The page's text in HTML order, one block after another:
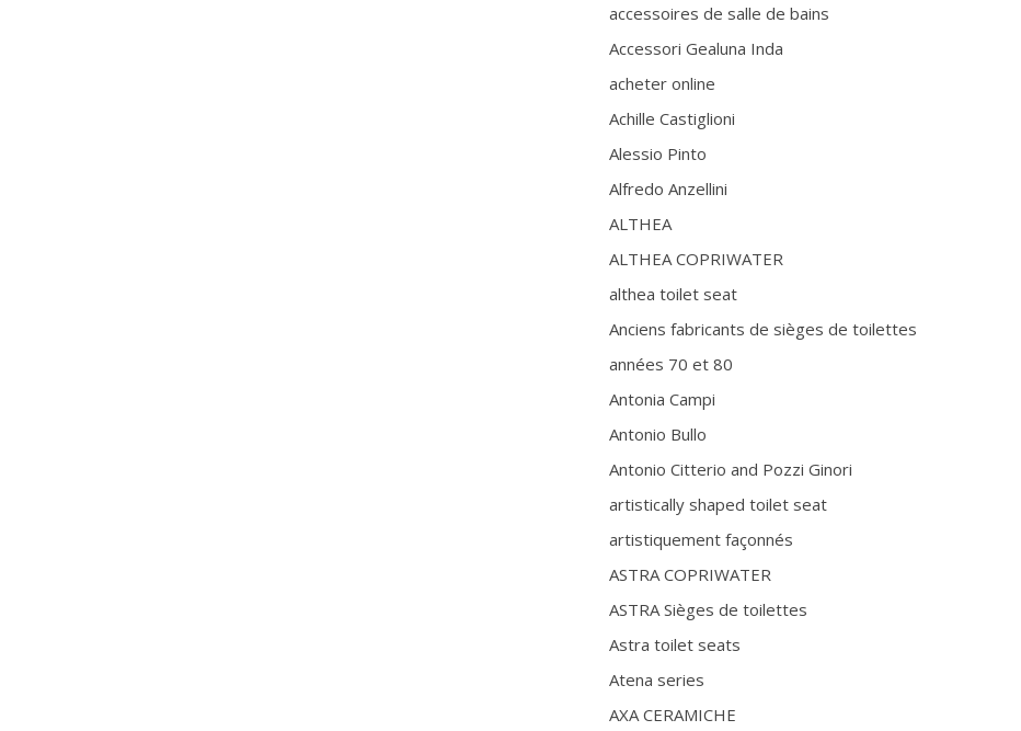
accessoires de salle de bains
Accessori Gealuna Inda
acheter online
Achille Castiglioni
Alessio Pinto
Alfredo Anzellini
ALTHEA
ALTHEA COPRIWATER
althea toilet seat
Anciens fabricants de sièges de toilettes
années 70 et 80
Antonia Campi
Antonio Bullo
Antonio Citterio and Pozzi Ginori
artistically shaped toilet seat
artistiquement façonnés
ASTRA COPRIWATER
ASTRA Sièges de toilettes
Astra toilet seats
Atena series
AXA CERAMICHE